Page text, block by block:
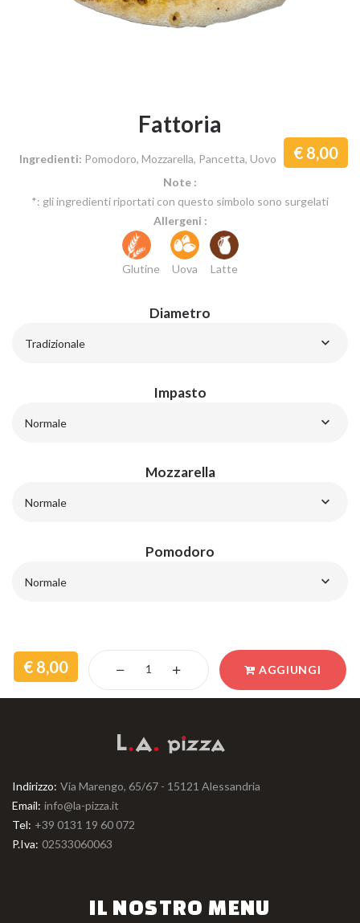
Fattoria
8,00
Ingredienti: Pomodoro, Mozzarella, Pancetta, Uovo
Note :
*: gli ingredienti riportati con questo simbolo sono surgelati
Allergeni :
Glutine Uova Latte
Diametro
Tradizionale
Impasto
Normale
Mozzarella
Normale
Pomodoro
Normale
8,00 AGGIUNGI
Indirizzo: Via Marengo, 65/67 - 15121 Alessandria
Email: info@la-pizza.it
Tel: +39 0131 19 60 072
P.Iva: 02533060063
IL NOSTRO MENU